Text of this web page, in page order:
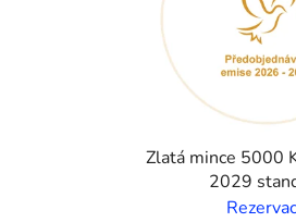
Zlatá mince 5000
2029